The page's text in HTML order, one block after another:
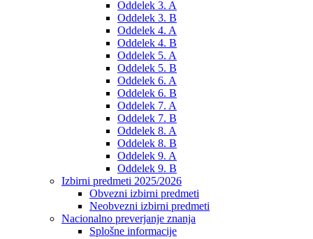
Oddelek 3. A
Oddelek 3. B
Oddelek 4. A
Oddelek 4. B
Oddelek 5. A
Oddelek 5. B
Oddelek 6. A
Oddelek 6. B
Oddelek 7. A
Oddelek 7. B
Oddelek 8. A
Oddelek 8. B
Oddelek 9. A
Oddelek 9. B
Izbirni predmeti 2025/2026
Obvezni izbirni predmeti
Neobvezni izbirni predmeti
Nacionalno preverjanje znanja
Splošne informacije